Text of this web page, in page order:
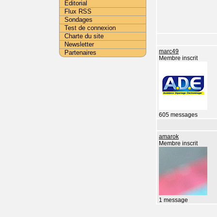
marc49
Membre inscrit
605 messages
amarok
Membre inscrit
1 message
Editorial
Flux RSS
Sondages
Test de connexion
Charte du site
Newsletter
Partenaires